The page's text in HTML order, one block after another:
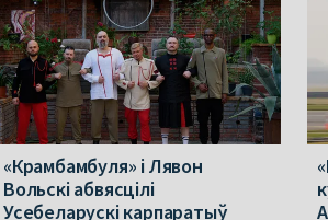
«Крамбамбуля» і Лявон
Вольскі абвясцілі
Усебеларускі карпаратыў